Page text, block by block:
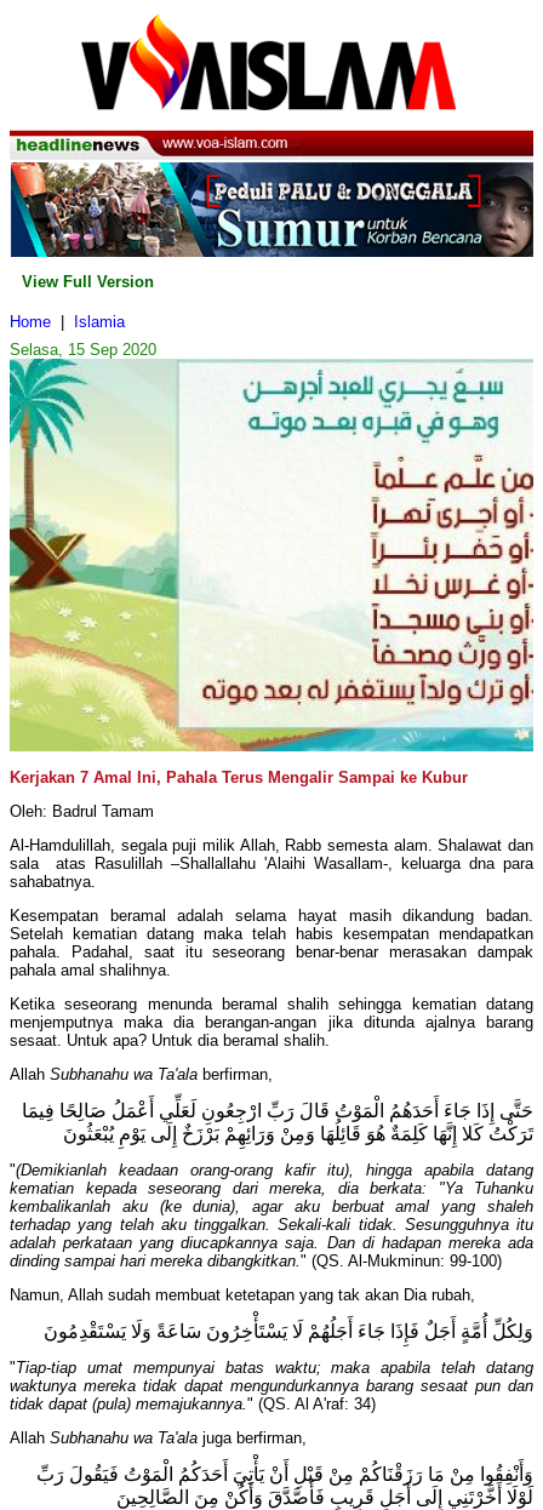
View Full Version
Home
Islamia
Selasa, 15 Sep 2020
Kerjakan 7 Amal Ini, Pahala Terus Mengalir Sampai ke Kubur
Oleh: Badrul Tamam
Al-Hamdulillah, segala puji milik Allah, Rabb semesta alam. Shalawat dan
sala atas Rasulillah –Shallallahu 'Alaihi Wasallam-, keluarga dna para
sahabatnya.
Kesempatan beramal adalah selama hayat masih dikandung badan.
Setelah kematian datang maka telah habis kesempatan mendapatkan
pahala. Padahal, saat itu seseorang benar-benar merasakan dampak
pahala amal shalihnya.
Ketika seseorang menunda beramal shalih sehingga kematian datang
menjemputnya maka dia berangan-angan jika ditunda ajalnya barang
sesaat. Untuk apa? Untuk dia beramal shalih.
Allah Subhanahu wa Ta'ala berfirman,
حَتَّى إِذَا جَاءَ أَحَدَهُمُ الْمَوْتُ قَالَ رَبِّ ارْجِعُونِ لَعَلِّي أَعْمَلُ صَالِحًا فِيمَا
تَرَكْتُ كَلا إِنَّهَا كَلِمَةٌ هُوَ قَائِلُهَا وَمِنْ وَرَائِهِمْ بَرْزَخٌ إِلَى يَوْمِ يُبْعَثُونَ
"(Demikianlah keadaan orang-orang kafir itu), hingga apabila datang
kematian kepada seseorang dari mereka, dia berkata: "Ya Tuhanku
kembalikanlah aku (ke dunia), agar aku berbuat amal yang shaleh
terhadap yang telah aku tinggalkan. Sekali-kali tidak. Sesungguhnya itu
adalah perkataan yang diucapkannya saja. Dan di hadapan mereka ada
dinding sampai hari mereka dibangkitkan." (QS. Al-Mukminun: 99-100)
Namun, Allah sudah membuat ketetapan yang tak akan Dia rubah,
وَلِكُلِّ أُمَّةٍ أَجَلٌ فَإِذَا جَاءَ أَجَلُهُمْ لَا يَسْتَأْخِرُونَ سَاعَةً وَلَا يَسْتَقْدِمُونَ
"Tiap-tiap umat mempunyai batas waktu; maka apabila telah datang
waktunya mereka tidak dapat mengundurkannya barang sesaat pun dan
tidak dapat (pula) memajukannya." (QS. Al A'raf: 34)
Allah Subhanahu wa Ta'ala juga berfirman,
وَأَنْفِقُوا مِنْ مَا رَزَقْنَاكُمْ مِنْ قَبْلِ أَنْ يَأْتِيَ أَحَدَكُمُ الْمَوْتُ فَيَقُولَ رَبِّ
لَوْلَا أَخَّرْتَنِي إِلَى أَجَلٍ قَرِيبٍ فَأَصَّدَّقَ وَأَكُنْ مِنَ الصَّالِحِينَ